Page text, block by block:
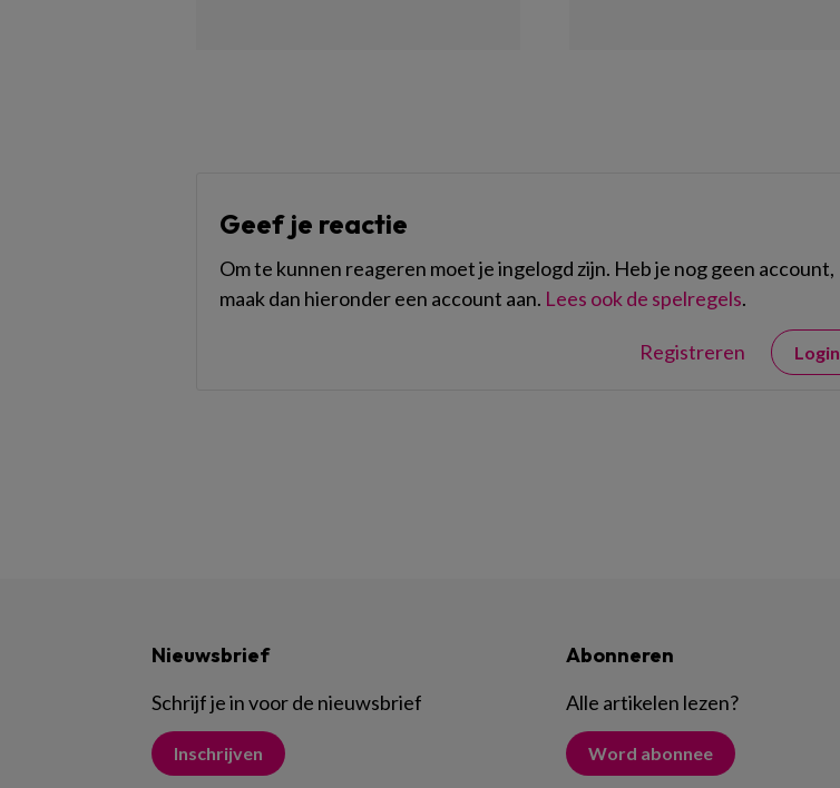
Geef je reactie
Om te kunnen reageren moet je ingelogd zijn. Heb je nog geen account,
maak dan hieronder een account aan. Lees ook de spelregels.
Registreren Login
Nieuwsbrief
Schrijf je in voor de nieuwsbrief
Inschrijven
Abonneren
Alle artikelen lezen?
Word abonnee